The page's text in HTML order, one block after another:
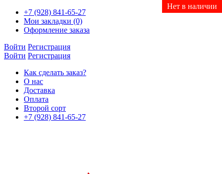
+7 (928) 841-65-27
Мои закладки (0)
Оформление заказа
Войти Регистрация
Войти Регистрация
Как сделать заказ?
О нас
Доставка
Оплата
Второй сорт
+7 (928) 841-65-27
Нет в наличии
Нет в наличии
Нет в наличии
Нет в наличии
Нет в наличии
Нет в наличии
Нет в наличии